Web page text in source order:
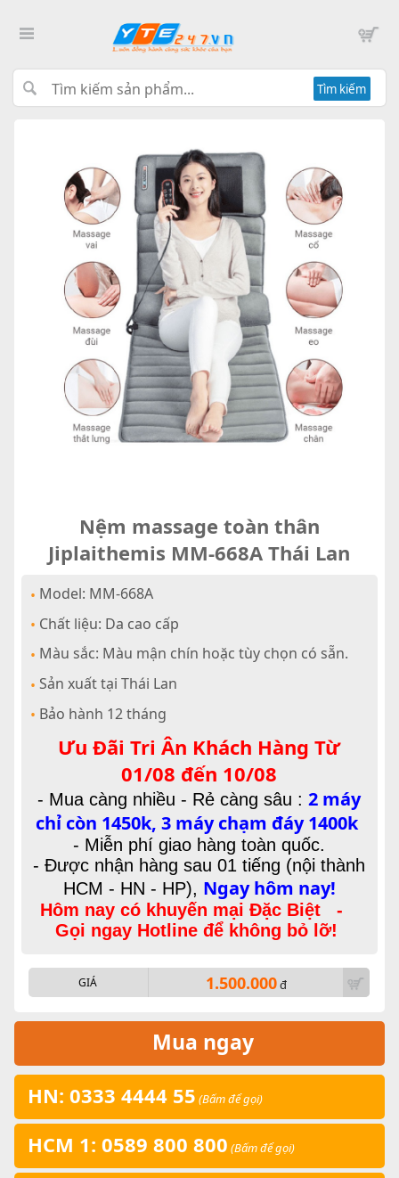
Tìm kiếm
Nệm massage toàn thân
Jiplaithemis MM-668A Thái Lan
• Model: MM-668A
• Chất liệu: Da cao cấp
• Màu sắc: Màu mận chín hoặc tùy chọn có sẵn.
• Sản xuất tại Thái Lan
• Bảo hành 12 tháng
Ưu Đãi Tri Ân Khách Hàng Từ
01/08 đến 10/08
- Mua càng nhiều - Rẻ càng sâu :2 máy
chỉ còn 1450k, 3 máy chạm đáy 1400k
- Miễn phí giao hàng toàn quốc.
- Được nhận hàng sau 01 tiếng (nội thành
HCM - HN - HP), Ngay hôm nay!
Hôm nay có khuyến mại Đặc Biệt -
Gọi ngay Hotline để không bỏ lỡ!
GIÁ 1.500.000đ
Mua ngay
HN: 0333 4444 55 (Bấm để gọi)
HCM 1: 0589 800 800 (Bấm để gọi)